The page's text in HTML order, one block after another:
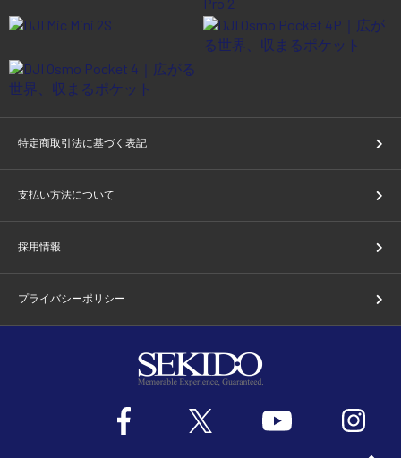
特定商取引法に基づく表記
支払い方法について
採用情報
プライバシーポリシー